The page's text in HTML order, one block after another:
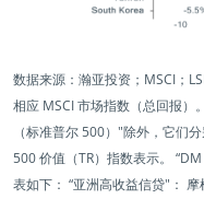
数据来源：瀚亚投资；MSCI；
相应 MSCI 市场指数（总回报）
（标准普尔 500）"除外，它们
500 价值（TR）指数表示。
表如下： “亚洲高收益信贷"：